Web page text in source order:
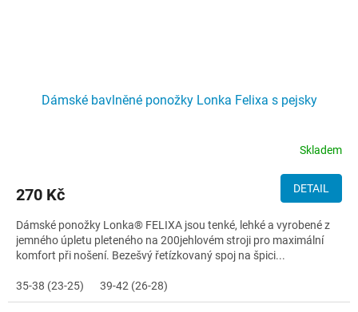
Dámské bavlněné ponožky Lonka Felixa s pejsky
Skladem
270 Kč DETAIL
Dámské ponožky Lonka® FELIXA jsou tenké, lehké a vyrobené z
jemného úpletu pleteného na 200jehlovém stroji pro maximální
komfort při nošení. Bezešvý řetízkovaný spoj na špici...
35-38 (23-25) 39-42 (26-28)